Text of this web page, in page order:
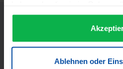
gesammelt haben.
Ablehnen oder
JETZT UNSEREN NEWSLETTER